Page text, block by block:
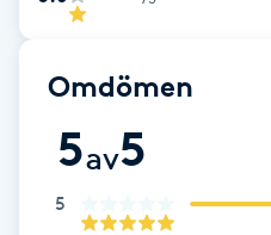
Brynformning
Brynplockning
Omdömen
5av5
5